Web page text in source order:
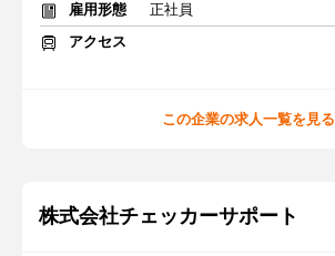
雇用形態
正社員
アクセス
この企業の求人一覧を見る
株式会社チェッカーサポート